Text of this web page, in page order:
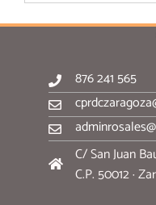
876 241 565
C/ San Juan
C.P. 50012 ·